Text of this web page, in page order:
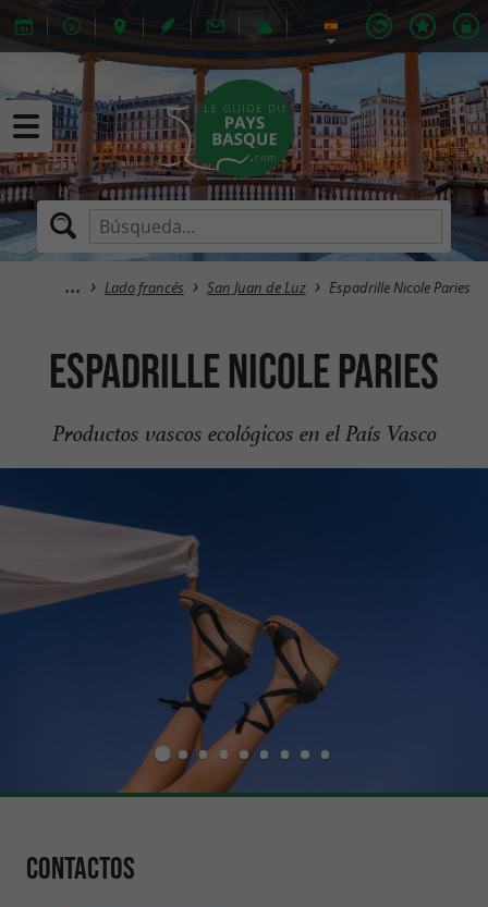
Lado francés San Juan de Luz Espadrille Nicole Paries
Espadrille Nicole Paries
Productos vascos ecológicos en el País Vasco
Contactos